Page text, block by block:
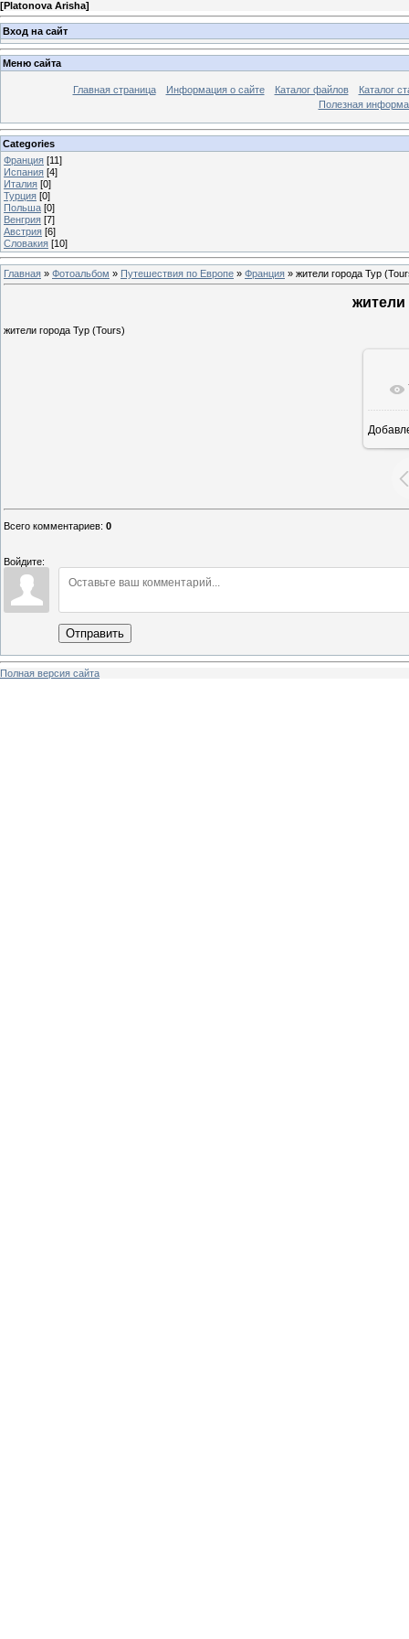
[Platonova Arisha]
Вход на сайт
Меню сайта
Главная страница Информация о сайте Каталог файлов
Каталог
Полезная
Categories
Франция [11]
Испания [4]
Италия [0]
Турция [0]
Польша [0]
Венгрия [7]
Австрия [6]
Словакия [10]
Главная » Фотоальбом » Путешествия по Европе » Франция » жители города Тур
жители
жители города Тур (Tours)
Всего комментариев: 0
Войдите:
Отправить
Полная версия сайта